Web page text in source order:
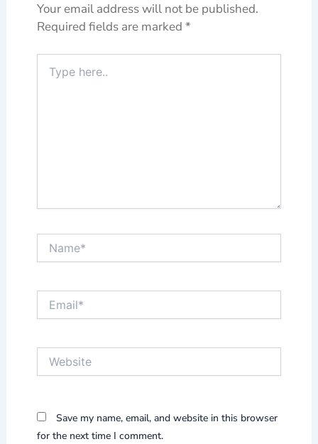
Your email address will not be published.
Required fields are marked *
here..
Save my name, email, and website in this browser
for the next time I comment.